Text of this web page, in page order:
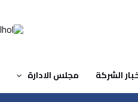
الشركة مجلس الادارة